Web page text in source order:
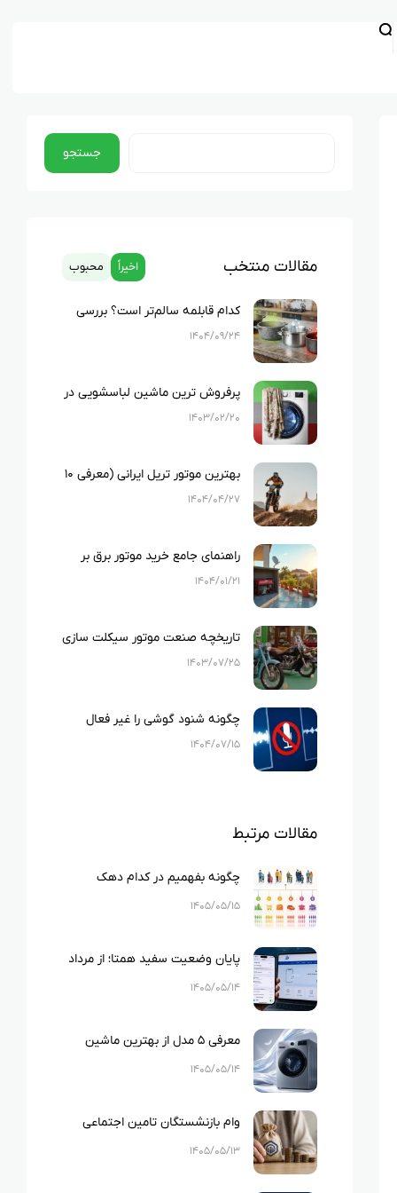
جستجو
مقالات منتخب اخیراً محبوب
کدام قابلمه سالم‌تر است؟ بررسی
کامل چدن، استیل، گرانیت و تفلون
۱۴۰۴/۰۹/۲۴
پرفروش ترین ماشین لباسشویی در
ایران
۱۴۰۳/۰۲/۲۰
بهترین موتور تریل ایرانی (معرفی ۱۰
نمونه بهترین تریل های ایرانی)
۱۴۰۴/۰۴/۲۷
راهنمای جامع خرید موتور برق بر
اساس متراژ خانه و لوازم خانگی
۱۴۰۴/۰۱/۲۱
تاریخچه صنعت موتور سیکلت سازی
در ایران
۱۴۰۳/۰۷/۲۵
چگونه شنود گوشی را غیر فعال
کنیم؟
۱۴۰۴/۰۷/۱۵
مقالات مرتبط
چگونه بفهمیم در کدام دهک
یارانه‌ای قرار داریم؟ راهنمای کامل
۱۴۰۵/۰۵/۱۵
پایان وضعیت سفید همتا؛ از مرداد
۱۴۰۵/۰۵/۱۴
معرفی ۵ مدل از بهترین ماشین
لباسشویی‌های اسنوا
۱۴۰۵/۰۵/۱۴
وام بازنشستگان تامین اجتماعی
۱۴۰۵چیست؟
۱۴۰۵/۰۵/۱۳